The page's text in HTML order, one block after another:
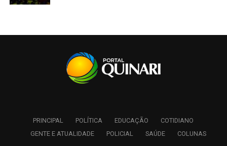
PRINCIPAL POLÍTICA EDUCAÇÃO
COTIDIANO
GENTE E ATUALIDADE
POLICIAL SAÚDE COLUNAS